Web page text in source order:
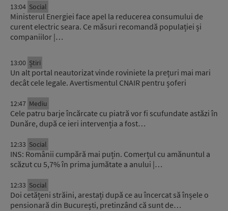
13:04 Social
Ministerul Energiei face apel la reducerea consumului de
curent electric seara. Ce măsuri recomandă populației și
companiilor |…
13:00 Știri
Un alt portal neautorizat vinde roviniete la prețuri mai mari
decât cele legale. Avertismentul CNAIR pentru șoferi
12:47 Mediu
Cele patru barje încărcate cu piatră vor fi scufundate astăzi în
Dunăre, după ce ieri intervenția a fost…
12:33 Social
INS: Românii cumpără mai puțin. Comerțul cu amănuntul a
scăzut cu 5,7% în prima jumătate a anului |…
12:33 Social
Doi cetățeni străini, arestați după ce au încercat să înșele o
pensionară din București, pretinzând că sunt de…